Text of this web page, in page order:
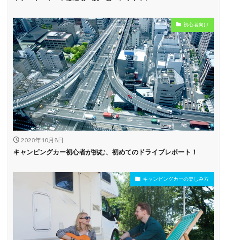
初心者向け
2020年10月8日
キャンピングカー初心者が挑む、初めてのドライブレポート！
キャンピングカーの楽しみ方